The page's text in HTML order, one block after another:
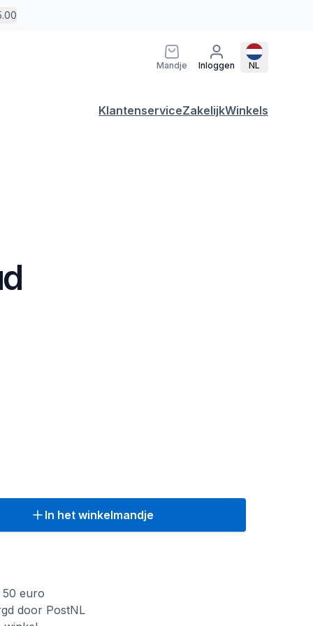
Mandje Inloggen NL
KlantenserviceZakelijkWinkels
In het winkelmandje
50 euro
door PostNL